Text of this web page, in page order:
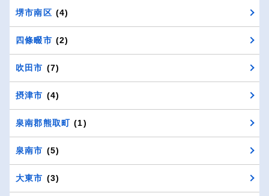
堺市南区 (4)
四條畷市 (2)
吹田市 (7)
摂津市 (4)
泉南郡熊取町 (1)
泉南市 (5)
大東市 (3)